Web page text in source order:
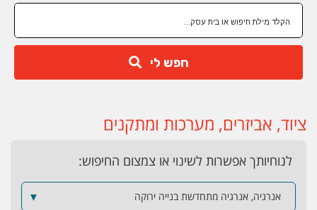
חפש לי
ציוד, אביזרים, מערכות ומתקנים
לנוחיותך אפשרות לשינוי או צמצום החיפוש:
אנרגיה, אנרגיה מתחדשת בנייה ירוקה ▼